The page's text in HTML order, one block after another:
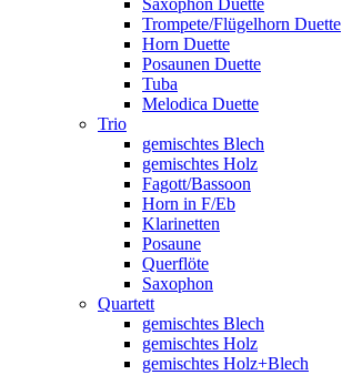
Saxophon Duette
Trompete/Flügelhorn Duette
Horn Duette
Posaunen Duette
Tuba
Melodica Duette
Trio
gemischtes Blech
gemischtes Holz
Fagott/Bassoon
Horn in F/Eb
Klarinetten
Posaune
Querflöte
Saxophon
Quartett
gemischtes Blech
gemischtes Holz
gemischtes Holz+Blech